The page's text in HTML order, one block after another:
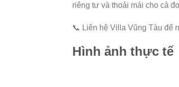
riêng tư và thoải mái cho cả
📞 Liên hệ Villa Vũng Tàu để
Hình ảnh thực tế